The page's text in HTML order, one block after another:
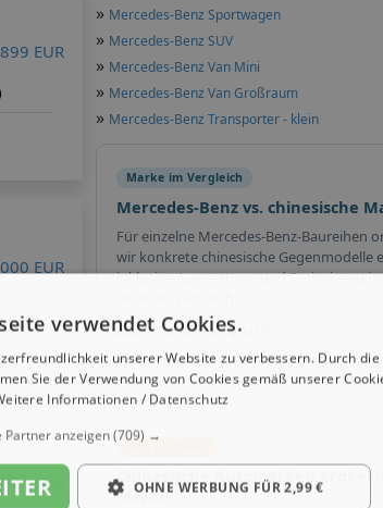
» Mercedes-Benz Sportwagen
» Mercedes-Benz SUV
» Mercedes-Benz Van Mini
» Mercedes-Benz Van Großraum
» Mercedes-Benz Transporter - klein
Marke im Vergleich
Mercedes-Benz vs. chinesische
Für einzelne Mercedes-Benz-Baureihen
wir konkrete chinesische Gegenmodelle
inklusive Ausstattung und Preisniveau im
Zum Markenvergleich
Alle chinesischen Marken & Modelle
Neu im Trend
Chinesische Automarken erobern
Markt
EUR
EUR
EUR
verwendet Cookies.
unserer Website zu verbessern. Durch die
Sie der Verwendung von Cookies gemäß unserer
Informationen / Datenschutz
Partner anzeigen(709) →
OHNE WERBUNG FÜR 2,99 €